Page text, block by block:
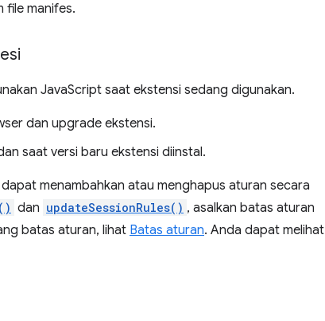
file manifes.
JavaScript saat ekstensi sedang digunakan.
dan upgrade ekstensi.
saat versi baru ekstensi diinstal.
menambahkan atau menghapus aturan secara
dan updateSessionRules() , asalkan batas aturan
batas aturan, lihat Batas aturan. Anda dapat melihat